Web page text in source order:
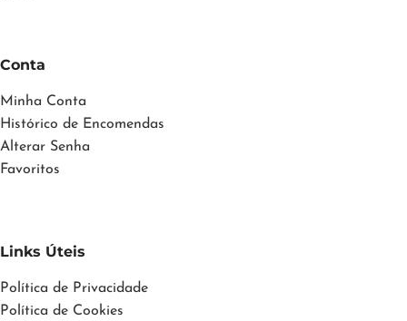
Conta
Minha Conta
Histórico de Encomendas
Alterar Senha
Favoritos
Links Úteis
Política de Privacidade
Política de Cookies